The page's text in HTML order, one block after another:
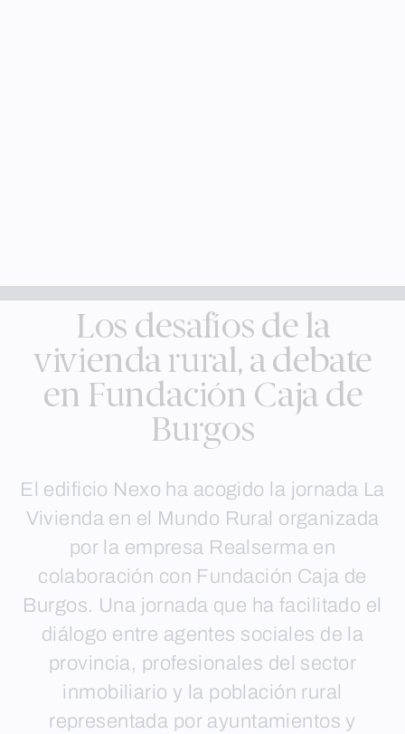
Los desafíos de la
vivienda rural, a debate
en Fundación Caja de
Burgos
El edificio Nexo ha acogido la jornada La
Vivienda en el Mundo Rural organizada
por la empresa Realserma en
colaboración con Fundación Caja de
Burgos. Una jornada que ha facilitado el
diálogo entre agentes sociales de la
provincia, profesionales del sector
inmobiliario y la población rural
representada por ayuntamientos y